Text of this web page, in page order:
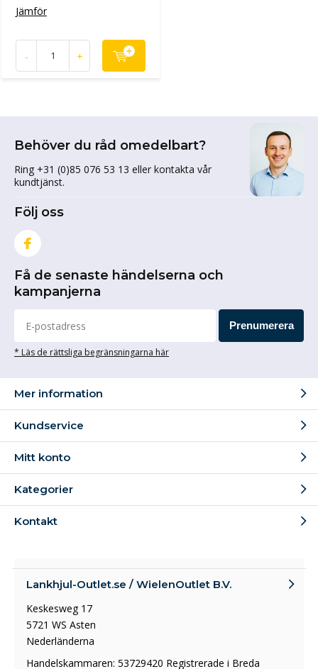
Jämför
- +
Behöver du råd omedelbart?
Ring +31 (0)85 076 53 13 eller kontakta vår
kundtjänst.
Följ oss
Få de senaste händelserna och
kampanjerna
Prenumerera
* Läs de rättsliga begränsningarna här
Mer information
Kundservice
Mitt konto
Kategorier
Kontakt
Lankhjul-Outlet.se / WielenOutlet B.V.
Keskesweg 17
5721 WS Asten
Nederländerna
Handelskammaren: 53729420 Registrerade i Breda